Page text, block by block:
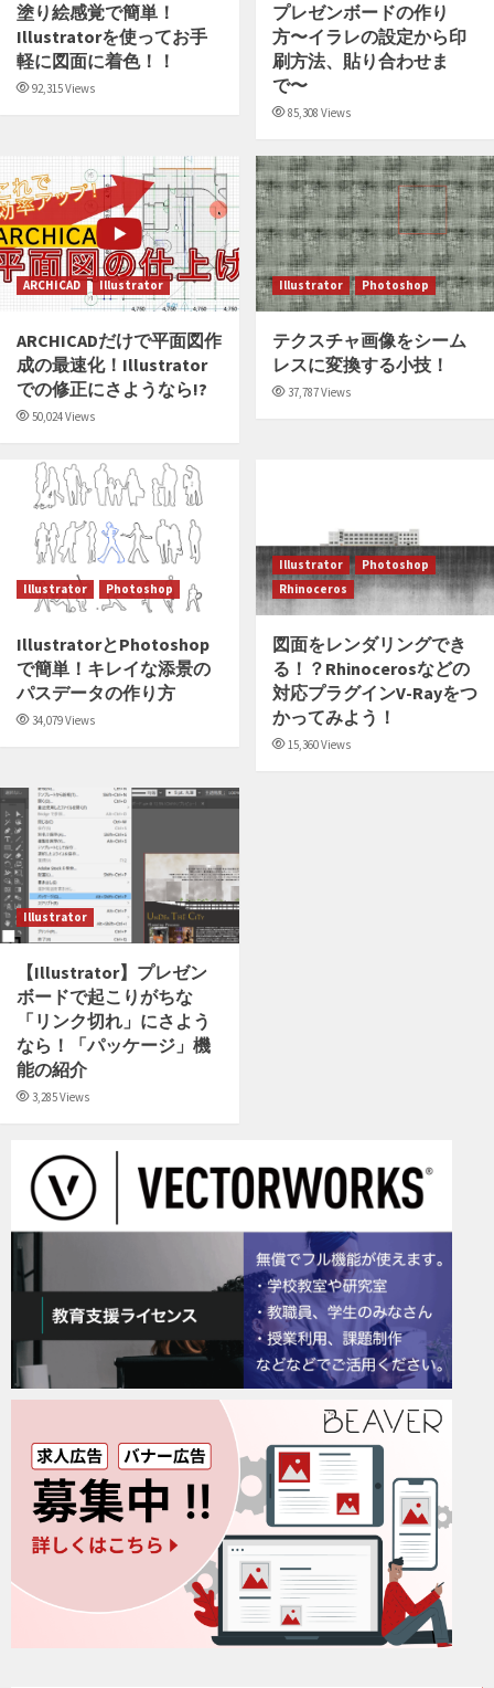
塗り絵感覚で簡単！
Illustratorを使ってお手
軽に図面に着色！！
92,315 Views
プレゼンボードの作り
方〜イラレの設定から印
刷方法、貼り合わせま
で〜
85,308 Views
ARCHICAD Illustrator
ARCHICADだけで平面図作
成の最速化！Illustrator
での修正にさようなら!?
50,024 Views
Illustrator Photoshop
テクスチャ画像をシーム
レスに変換する小技！
37,787 Views
Illustrator Photoshop
IllustratorとPhotoshop
で簡単！キレイな添景の
パスデータの作り方
34,079 Views
Illustrator
Photoshop
Rhinoceros
図面をレンダリングでき
る！？Rhinocerosなどの
対応プラグインV-Rayをつ
かってみよう！
15,360 Views
Illustrator
【Illustrator】プレゼン
ボードで起こりがちな
「リンク切れ」にさよう
なら！「パッケージ」機
能の紹介
3,285 Views